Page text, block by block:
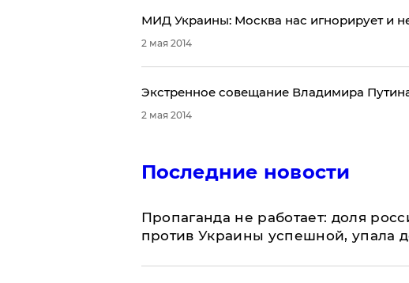
МИД Украины: Москва нас игнорирует и
2 мая 2014
Экстренное совещание Владимира
2 мая 2014
Последние новости
​Пропаганда не работает: доля
против Украины успешной, упала